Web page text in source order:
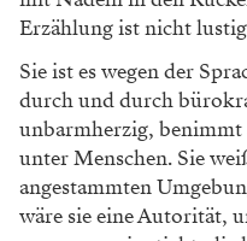
Erzählung ist nicht
Sie ist es wegen der
durch und durch
unbarmherzig,
unter Menschen. Sie
angestammten
wäre sie eine Autorität,